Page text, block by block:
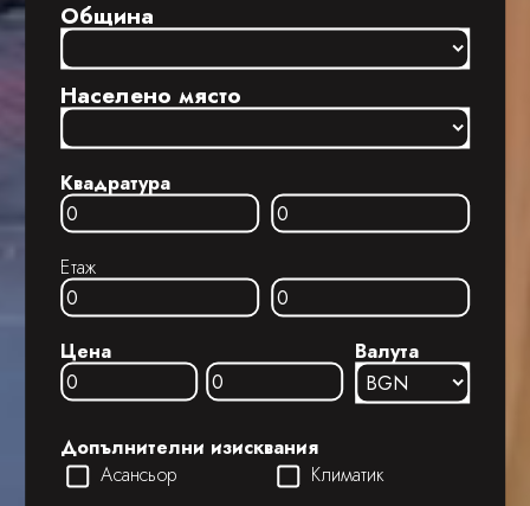
Община
Населено място
Квадратура
Етаж
Цена Валута
Допълнителни изисквания
Асансьор
Климатик